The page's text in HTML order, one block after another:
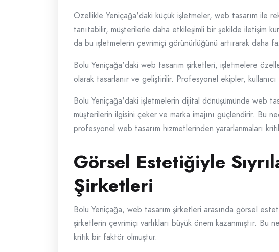
Özellikle Yeniçağa'daki küçük işletmeler, web tasarım ile
tanıtabilir, müşterilerle daha etkileşimli bir şekilde iletişim
da bu işletmelerin çevrimiçi görünürlüğünü artırarak daha
Bolu Yeniçağa'daki web tasarım şirketleri, işletmelere
olarak tasarlanır ve geliştirilir. Profesyonel ekipler,
Bolu Yeniçağa'daki işletmelerin dijital dönüşümünde web
müşterilerin ilgisini çeker ve marka imajını güçlendirir. Bu
profesyonel web tasarım hizmetlerinden yararlanmaları
Görsel Estetiğiyle
Şirketleri
Bolu Yeniçağa, web tasarım şirketleri arasında görsel
şirketlerin çevrimiçi varlıkları büyük önem kazanmıştır.
kritik bir faktör olmuştur.